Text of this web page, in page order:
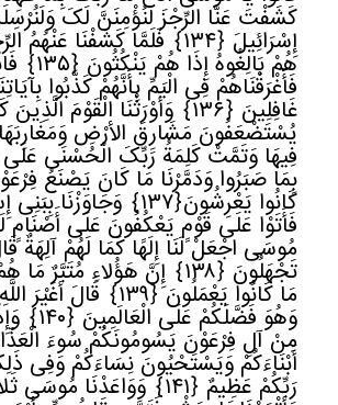
کَشَفْتَ عَنَّا الرِّجْزَ لَنُؤْمِنَنَّ لَکَ
إِسْرَائِیلَ ﴿١٣٤﴾ فَلَمَّا کَشَفْنَا عَنْهُمُ
هُمْ بَالِغُوهُ إِذَا هُمْ یَنْکُثُونَ﴿١٣٥﴾
فَأَغْرَقْنَاهُمْ فِی الْیَمِّ بِأَنَّهُمْ کَذَّبُوا
غَافِلِینَ ﴿١٣٦﴾ وَأَوْرَثْنَا الْقَوْمَ الَّذِینَ
یُسْتَضْعَفُونَ مَشَارِقَ الأرْضِ وَمَغَارِبَهَا
فِیهَا وَتَمَّتْ کَلِمَةُ رَبِّکَ الْحُسْنَى عَلَى
بِمَا صَبَرُوا وَدَمَّرْنَا مَا کَانَ یَصْنَعُ
کَانُوا یَعْرِشُونَ﴿١٣٧﴾ وَجَاوَزْنَا بِبَنِی
فَأَتَوْا عَلَى قَوْمٍ یَعْکُفُونَ عَلَى أَصْنَامٍ
مُوسَى اجْعَلْ لَنَا إِلَهًا کَمَا لَهُمْ آلِهَةٌ
تَجْهَلُونَ ﴿١٣٨﴾ إِنَّ هَؤُلاءِ مُتَبَّرٌ مَا
مَا کَانُوا یَعْمَلُونَ﴿١٣٩﴾ قَالَ أَغَیْرَ
وَهُوَ فَضَّلَکُمْ عَلَى الْعَالَمِینَ﴿١٤٠﴾
مِنْ آلِ فِرْعَوْنَ یَسُومُونَکُمْ سُوءَ
أَبْنَاءَکُمْ وَیَسْتَحْیُونَ نِسَاءَکُمْ وَفِی
رَبِّکُمْ عَظِیمٌ ﴿١٤١﴾ وَوَاعَدْنَا مُوسَى